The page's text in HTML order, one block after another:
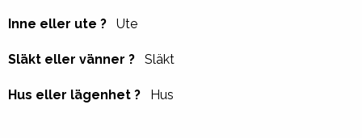
Inne eller ute ? Ute
Släkt eller vänner ? Släkt
Hus eller lägenhet ? Hus